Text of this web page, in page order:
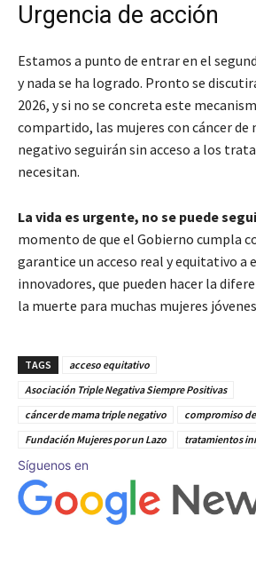
Urgencia de acción
Estamos a punto de entrar en el
y nada se ha logrado. Pronto se
2026, y si no se concreta este
compartido, las mujeres con cáncer
negativo seguirán sin acceso a los
necesitan.
La vida es urgente, no se puede
momento de que el Gobierno cumpla
garantice un acceso real y equitativo
innovadores, que pueden hacer la
la muerte para muchas mujeres
TAGS
acceso equitativo
Asociación Triple Negativa Siempre Positivas
cáncer de mama triple negativo
compromiso
Fundación Mujeres por un Lazo
tratamientos
Síguenos en